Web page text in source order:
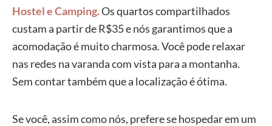
Hostel e Camping.Os quartos compartilhados
custam a partir de R$35 e nós garantimos que a
acomodação é muito charmosa. Você pode relaxar
nas redes na varanda com vista para a montanha.
Sem contar também que a localização é ótima.
Se você, assim como nós, prefere se hospedar em um